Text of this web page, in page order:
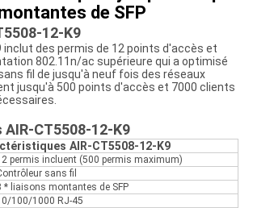
de SFP
12-K9
inclut des permis de 12 points d'accès et
802.11n/ac supérieure qui a optimisé
fil de jusqu'à neuf fois des réseaux
jusqu'à 500 points d'accès et 7000 clients
CT5508-12-K9
AIR-CT5508-12-K9
permis incluent (500 permis maximum)
sans fil
* liaisons montantes de SFP
100/1000 RJ-45